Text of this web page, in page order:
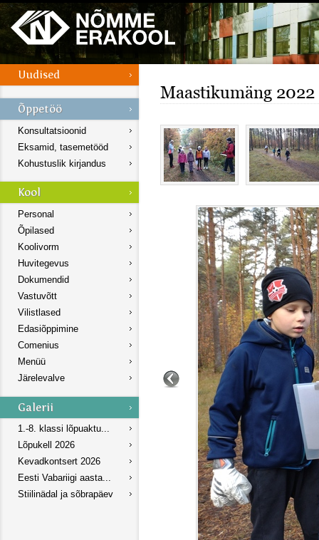
Konsultatsioonid
Eksamid, tasemetööd
Kohustuslik kirjandus
Personal
Õpilased
Koolivorm
Huvitegevus
Dokumendid
Vastuvõtt
Vilistlased
Edasiõppimine
Comenius
Menüü
Järelevalve
1.-8. klassi lõpuaktu...
Lõpukell 2026
Kevadkontsert 2026
Eesti Vabariigi aasta...
Stiilinädal ja sõbrapäev
Maastikumäng 2022